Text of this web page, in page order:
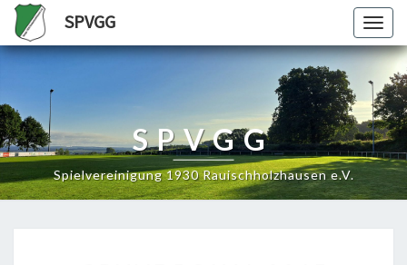
SPVGG
SPVGG
Spielvereinigung 1930 Rauischholzhausen e.V.